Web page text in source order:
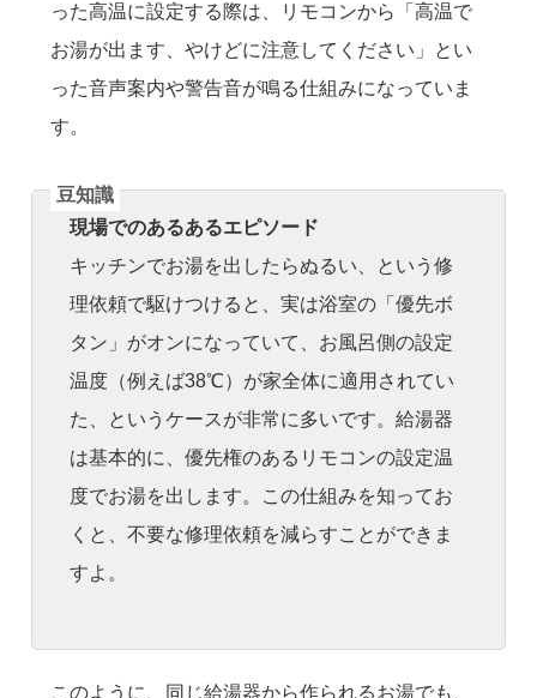
った高温に設定する際は、リモコンから「高温で
お湯が出ます、やけどに注意してください」とい
った音声案内や警告音が鳴る仕組みになっていま
す。
現場でのあるあるエピソード
キッチンでお湯を出したらぬるい、という修
理依頼で駆けつけると、実は浴室の「優先ボ
タン」がオンになっていて、お風呂側の設定
温度（例えば38℃）が家全体に適用されてい
た、というケースが非常に多いです。給湯器
は基本的に、優先権のあるリモコンの設定温
度でお湯を出します。この仕組みを知ってお
くと、不要な修理依頼を減らすことができま
すよ。
このように、同じ給湯器から作られるお湯でも、